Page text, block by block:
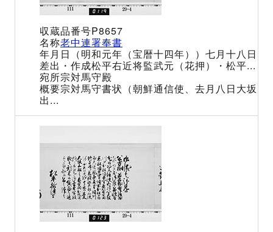
P8657
老中連署奉書
（明和元年（宝暦十四年））七月十八日
松平右近将監武元（花押）・松平...
宗対馬守殿
宗対馬守書状（朝鮮通信使、去月八日大坂
出...